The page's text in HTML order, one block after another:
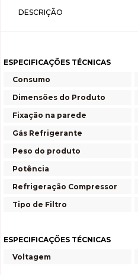
DESCRIÇÃO
ESPECIFICAÇÕES TÉCNICAS
Consumo
Dimensões do Produto
Fixação na parede
Gás Refrigerante
Peso do produto
Potência
Refrigeração Compressor
Tipo de Filtro
ESPECIFICAÇÕES TÉCNICAS
Voltagem